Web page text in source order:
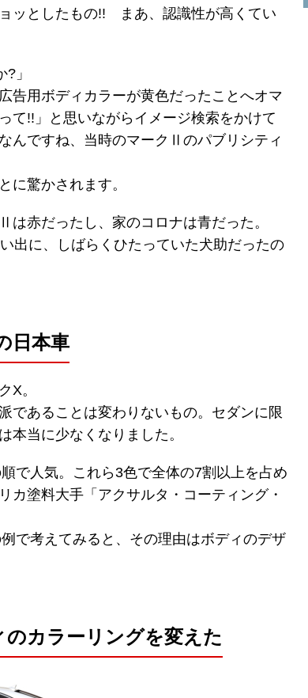
ッとしたもの!! まあ、認識性が高くてい
」
告用ボディカラーが黄色だったことへオマ
て!!」と思いながらイメージ検索をかけて
んですね、当時のマークⅡのパブリシティ
に驚かされます。
赤だったし、家のコロナは青だった。
出に、しばらくひたっていた犬助だったの
日本車
X。
であることは変わりないもの。セダンに限
本当に少なくなりました。
で人気。これら3色で全体の7割以上を占め
カ塗料大手「アクサルタ・コーティング・
考えてみると、その理由はボディのデザ
カラーリングを変えた